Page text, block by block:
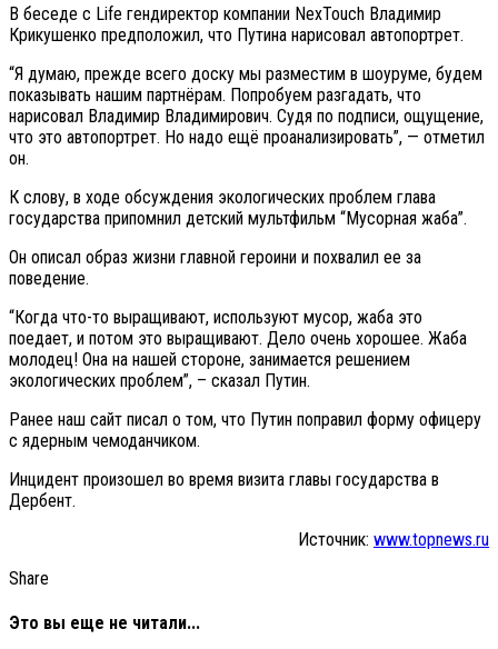
В беседе с Life гендиректор компании NexTouch Владимир
Крикушенко предположил, что Путина нарисовал автопортрет.
“Я думаю, прежде всего доску мы разместим в шоуруме, будем
показывать нашим партнёрам. Попробуем разгадать, что
нарисовал Владимир Владимирович. Судя по подписи, ощущение,
что это автопортрет. Но надо ещё проанализировать”, — отметил
он.
К слову, в ходе обсуждения экологических проблем глава
государства припомнил детский мультфильм “Мусорная жаба”.
Он описал образ жизни главной героини и похвалил ее за
поведение.
“Когда что-то выращивают, используют мусор, жаба это
поедает, и потом это выращивают. Дело очень хорошее. Жаба
молодец! Она на нашей стороне, занимается решением
экологических проблем”, – сказал Путин.
Ранее наш сайт писал о том, что Путин поправил форму офицеру
с ядерным чемоданчиком.
Инцидент произошел во время визита главы государства в
Дербент.
Источник: www.topnews.ru
Share
Это вы еще не читали...